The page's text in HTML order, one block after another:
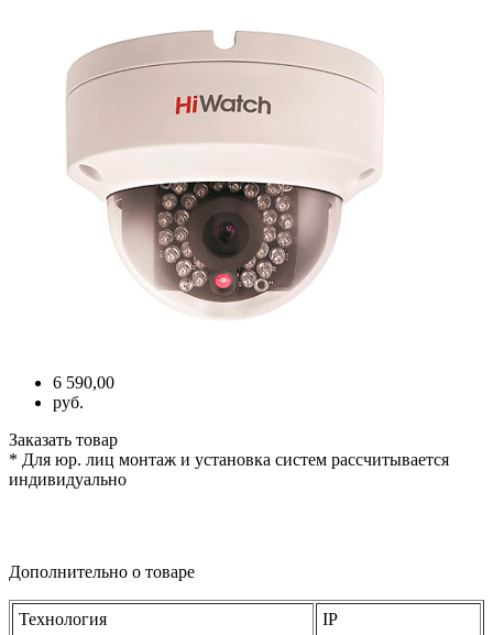
6 590,00
руб.
Заказать товар
* Для юр. лиц монтаж и установка систем рассчитывается
индивидуально
Дополнительно о товаре
Технология
IP